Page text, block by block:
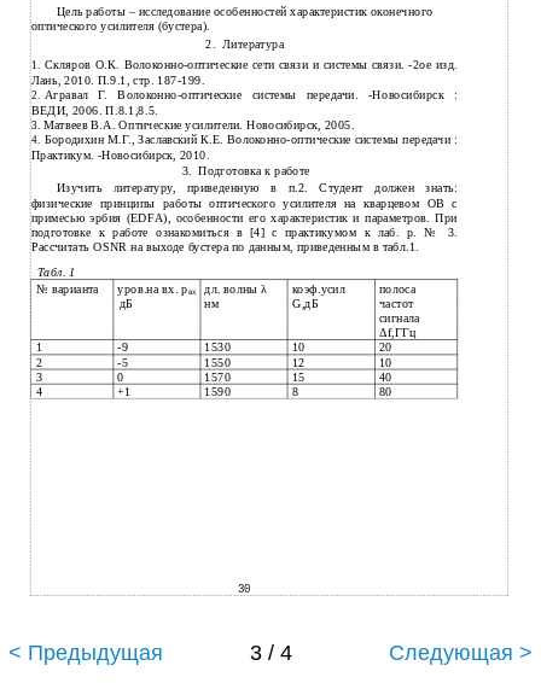
Цель работы – исследование особенностей характеристик оконечного
оптического усилителя (бустера).
2. Литература
1. Скляров О.К. Волоконно-оптические сети связи и системы связи. -2ое изд.
Лань, 2010. П.9.1, стр. 187-199.
2. Агравал Г.Волоконно-оптические системы передачи. -Новосибирск :
ВЕДИ, 2006. П.8.1,8.5.
3. Матвеев В.А. Оптические усилители. Новосибирск, 2005.
4. Бородихин М.Г., Заславский К.Е. Волоконно-оптические системы передачи :
Практикум. -Новосибирск, 2010.
3.
Подготовка к работе
Изучить литературу, приведенную в п.2. Студент должен знать:
физические принципы работы оптического усилителя на кварцевом ОВ с
примесью эрбия (EDFA), особенности его характеристик и параметров. При
подготовке к работе ознакомиться в [4] с практикумом к лаб. р. № 3.
Рассчитать OSNR на выходе бустера по данным, приведенным в табл.1.
Табл. 1
№ варианта уров.на вх. рвх дл. волны λ коэф.усил
полоса
дБ
нм G,дБ частот
сигнала
Δf,ГГц
1
-9 1530 10
20
2
-5 1550 12 10
3 0 1570 15
40
4
+1 1590 8 80
30
< Предыдущая 3 / 4 Следующая >